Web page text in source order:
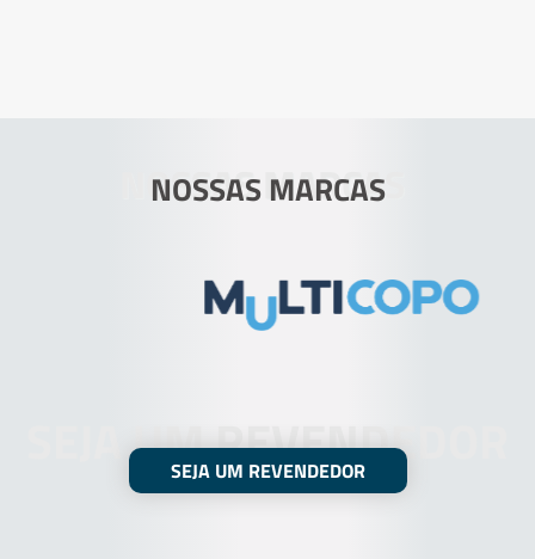
NOSSAS MARCAS
NOSSAS MARCAS
SEJA UM REVENDEDOR
SEJA UM REVENDEDOR